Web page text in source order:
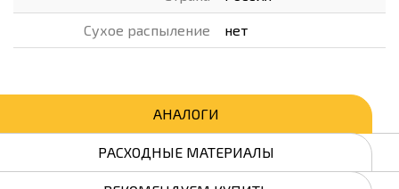
Сухое распыление нет
АНАЛОГИ
РАСХОДНЫЕ МАТЕРИАЛЫ